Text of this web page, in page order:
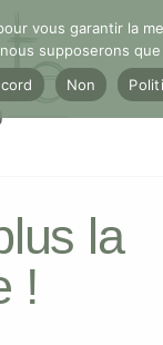
la
!
vous garantir la
supposerons
Non